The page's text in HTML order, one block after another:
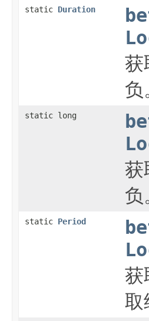
static Duration
获
负
static long
获
负
static Period
获
取